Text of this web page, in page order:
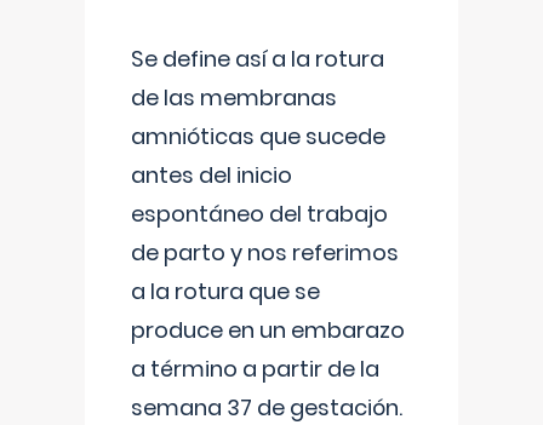
Se define así a la rotura
de las membranas
amnióticas que sucede
antes del inicio
espontáneo del trabajo
de parto y nos referimos
a la rotura que se
produce en un embarazo
a término a partir de la
semana 37 de gestación.